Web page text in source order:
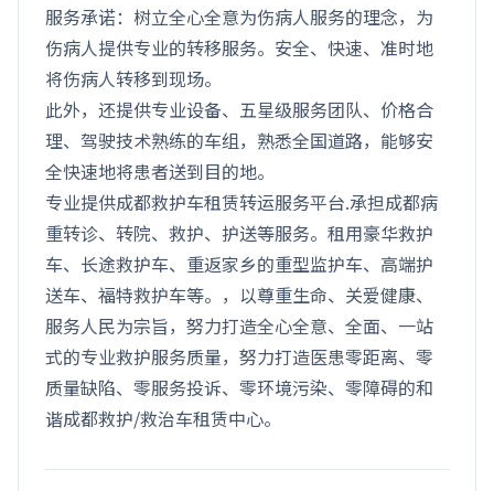
服务承诺：树立全心全意为伤病人服务的理念，为
伤病人提供专业的转移服务。安全、快速、准时地
将伤病人转移到现场。
此外，还提供专业设备、五星级服务团队、价格合
理、驾驶技术熟练的车组，熟悉全国道路，能够安
全快速地将患者送到目的地。
专业提供成都救护车租赁转运服务平台.承担成都病
重转诊、转院、救护、护送等服务。租用豪华救护
车、长途救护车、重返家乡的重型监护车、高端护
送车、福特救护车等。，以尊重生命、关爱健康、
服务人民为宗旨，努力打造全心全意、全面、一站
式的专业救护服务质量，努力打造医患零距离、零
质量缺陷、零服务投诉、零环境污染、零障碍的和
谐成都救护/救治车租赁中心。